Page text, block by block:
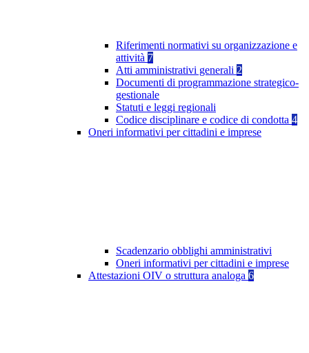
Riferimenti normativi su organizzazione e
attività 7
Atti amministrativi generali 2
Documenti di programmazione strategico-
gestionale
Statuti e leggi regionali
Codice disciplinare e codice di condotta 4
Oneri informativi per cittadini e imprese
Scadenzario obblighi amministrativi
Oneri informativi per cittadini e imprese
Attestazioni OIV o struttura analoga 6